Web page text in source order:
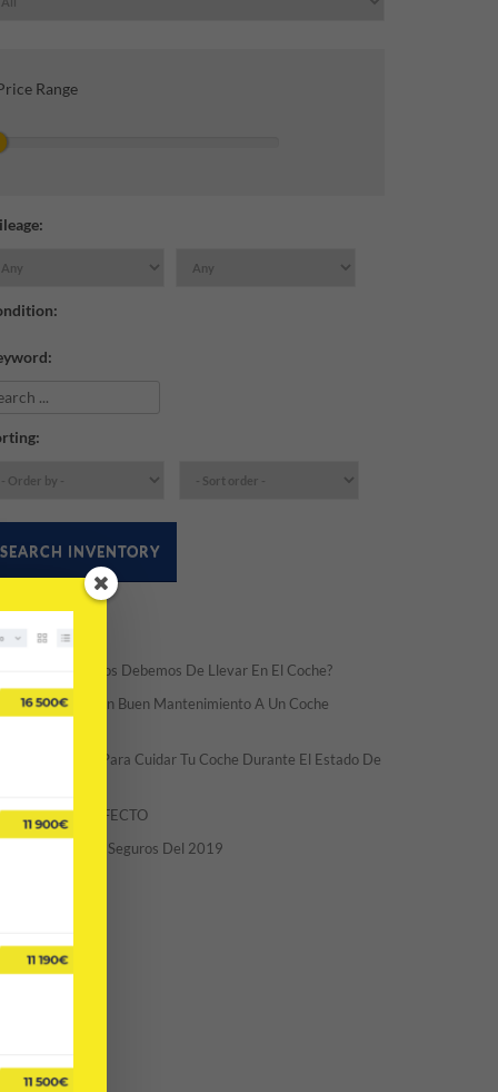
Range
SEARCH INVENTORY
¿Qué Documentos Debemos De Llevar En El Coche?
Como Realizar Un Buen Mantenimiento A Un Coche
Cinco Consejos Para Cuidar Tu Coche Durante El Estado De
EL COCHE PERFECTO
Los Coches Más Seguros Del 2019